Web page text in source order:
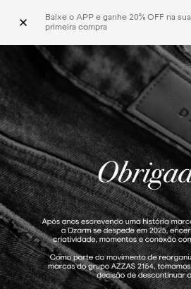
Baixe o APP e ganhe 20% OFF na sua
primeira compra